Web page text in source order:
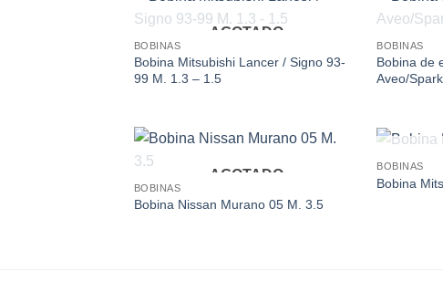
AGOTADO
BOBINAS
Bobina Mitsubishi Lancer / Signo 93-
99 M. 1.3 – 1.5
BOBINAS
Bobina de
Aveo/
AGOTADO
BOBINAS
Bobina Nissan Murano 05 M. 3.5
BOBINAS
Bobina